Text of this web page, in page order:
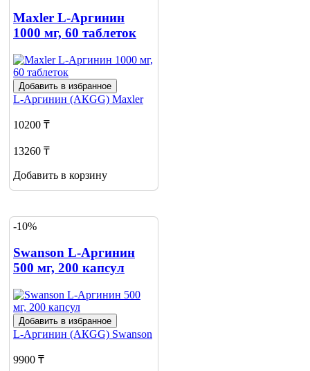
Maxler L-Аргинин
1000 мг, 60 таблеток
Добавить в избранное
L-Аргинин (АКGG) Maxler
10200 ₸
13260 ₸
Добавить в корзину
-10%
Swanson L-Аргинин
500 мг, 200 капсул
Добавить в избранное
L-Аргинин (АКGG) Swanson
9900 ₸